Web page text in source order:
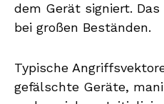
dem Gerät signiert.
bei großen Beständen.
Typische
gefälschte Geräte,